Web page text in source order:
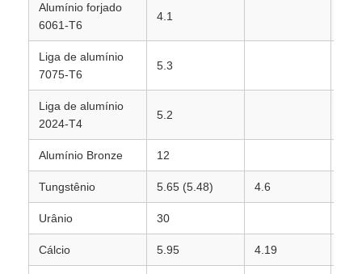
Alumínio forjado
6061-T6
4.1
Liga de alumínio
7075-T6
5.3
Liga de alumínio
2024-T4
5.2
Alumínio Bronze 12
Tungstênio 5.65 (5.48) 4.6
Urânio 30
Cálcio 5.95 4.19